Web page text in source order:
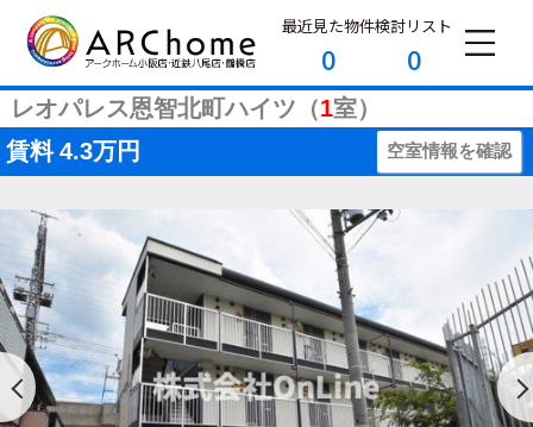
最近見た物件
0
検討リスト
0
レオパレス恩智北町ハイツ（1室）
賃料 4.3万円 空室情報を確認